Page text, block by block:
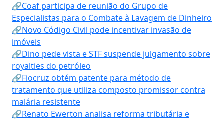
🔗Coaf participa de reunião do Grupo de
Especialistas para o Combate à Lavagem de Dinheiro
🔗Novo Código Civil pode incentivar invasão de
imóveis
🔗Dino pede vista e STF suspende julgamento sobre
royalties do petróleo
🔗Fiocruz obtém patente para método de
tratamento que utiliza composto promissor contra
malária resistente
🔗Renato Ewerton analisa reforma tributária e